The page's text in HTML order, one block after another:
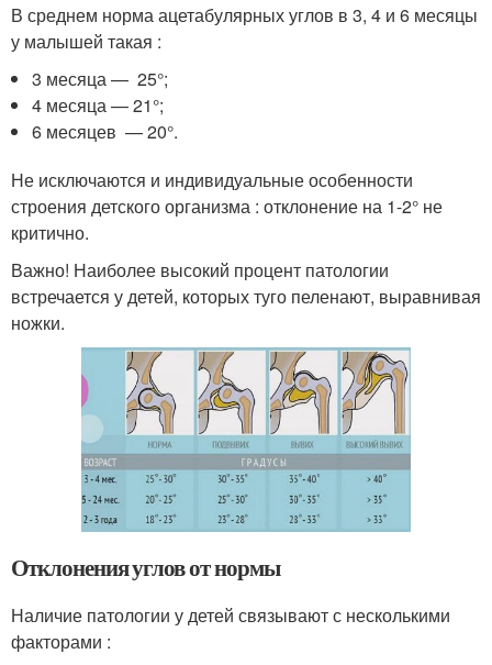
В среднем норма ацетабулярных углов в 3, 4 и 6 месяцы
у малышей такая :
3 месяца — 25°;
4 месяца — 21°;
6 месяцев — 20°.
Не исключаются и индивидуальные особенности
строения детского организма : отклонение на 1-2° не
критично.
Важно! Наиболее высокий процент патологии
встречается у детей, которых туго пеленают, выравнивая
ножки.
Отклонения углов от нормы
Наличие патологии у детей связывают с несколькими
факторами :